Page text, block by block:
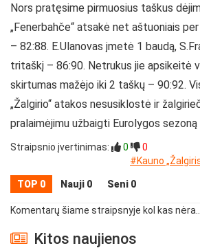
Nors pratęsime pirmuosius taškus
„Fenerbahče“ atsakė net aštuoniais
– 82:88. E.Ulanovas įmetė 1 baudą,
tritaškį – 86:90. Netrukus jie apsikeitė
skirtumas mažėjo iki 2 taškų – 90:92.
„Žalgirio“ atakos nesusiklostė ir
pralaimėjimu užbaigti Eurolygos sezoną
Straipsnio įvertinimas: 0
0
#Kauno
TOP 0 Nauji 0 Seni 0
Komentarų šiame straipsnyje kol kas nėra...
Kitos naujienos